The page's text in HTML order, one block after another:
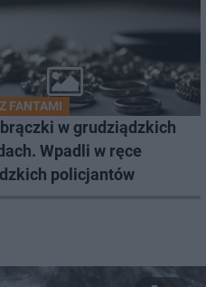
FANTAMI
w grudziądzkich
Wpadli w ręce
policjantów